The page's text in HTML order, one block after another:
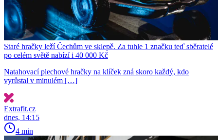
Staré hračky leží Čechům ve sklepě. Za tuhle 1 značku teď sběratelé
po celém světě nabízí i 40 000 Kč
Natahovací plechové hračky na klíček zná skoro každý, kdo
vyrůstal v minulém […]
Extrafit.cz
dnes, 14:15
4 min